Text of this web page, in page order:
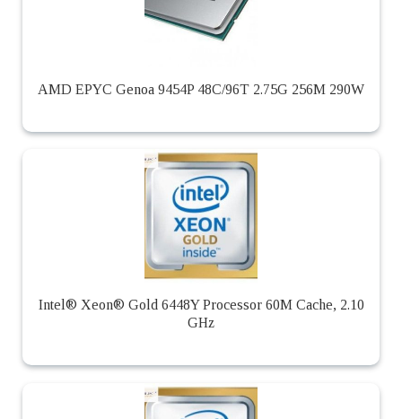
AMD EPYC Genoa 9454P 48C/96T 2.75G 256M 290W
Intel® Xeon® Gold 6448Y Processor 60M Cache, 2.10
GHz